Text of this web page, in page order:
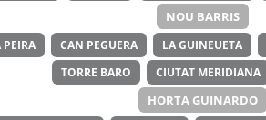
NOU BARRIS
PEIRA CAN PEGUERA LA GUINEUETA
TORRE BARO
CIUTAT MERIDIANA
HORTA GUINARDO